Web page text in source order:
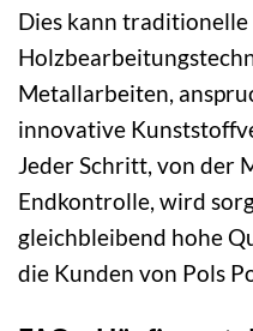
Dies kann traditionelle
Metallarbeiten,
innovative
Jeder Schritt, von der
Endkontrolle, wird
gleichbleibend hohe
die Kunden von Pols